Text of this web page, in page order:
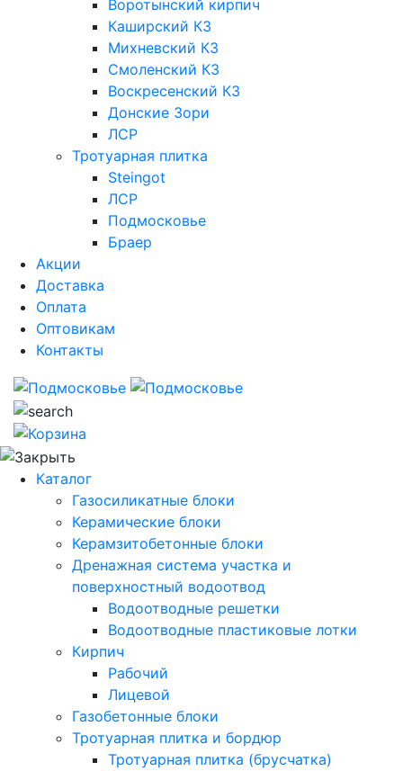
Воротынский кирпич
Каширский КЗ
Михневский КЗ
Смоленский КЗ
Воскресенский КЗ
Донские Зори
ЛСР
Тротуарная плитка
Steingot
ЛСР
Подмосковье
Браер
Акции
Доставка
Оплата
Оптовикам
Контакты
Каталог
Газосиликатные блоки
Керамические блоки
Керамзитобетонные блоки
Дренажная система участка и
поверхностный водоотвод
Водоотводные решетки
Водоотводные пластиковые лотки
Кирпич
Рабочий
Лицевой
Газобетонные блоки
Тротуарная плитка и бордюр
Тротуарная плитка (брусчатка)